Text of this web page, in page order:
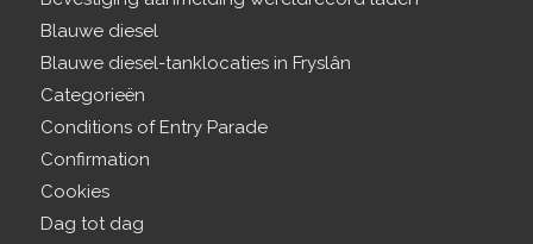
Blauwe diesel
Blauwe diesel-tanklocaties in Fryslân
Categorieën
Conditions of Entry Parade
Confirmation
Cookies
Dag tot dag